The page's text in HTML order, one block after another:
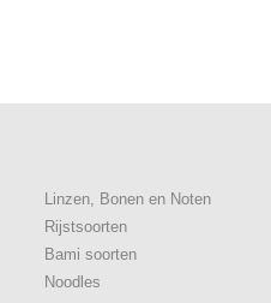
Linzen, Bonen en Noten
Rijstsoorten
Bami soorten
Noodles